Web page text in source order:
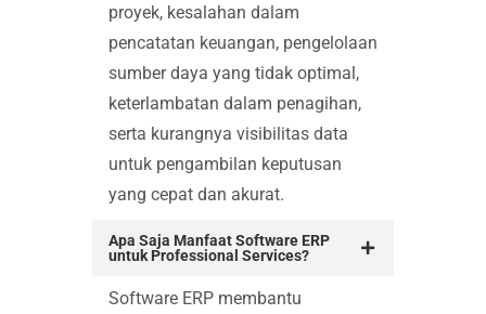
proyek, kesalahan dalam
pencatatan keuangan, pengelolaan
sumber daya yang tidak optimal,
keterlambatan dalam penagihan,
serta kurangnya visibilitas data
untuk pengambilan keputusan
yang cepat dan akurat.
Apa Saja Manfaat Software ERP
untuk Professional Services?
Software ERP membantu